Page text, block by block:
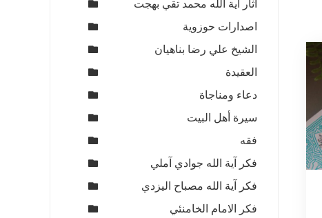
آثار آية الله محمد تقي بهجت
اصدارات حوزوية
الشيخ علي رضا بناهيان
العقيدة
دعاء ومناجاة
سيرة أهل البيت
فقه
فكر آية الله جوادي آملي
فكر آية الله مصباح اليزدي
فكر الامام الخامنئي